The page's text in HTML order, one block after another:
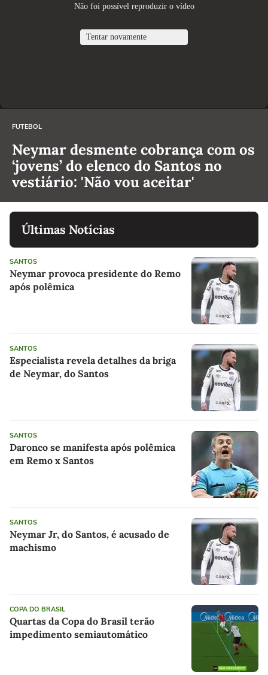
FUTEBOL
Neymar desmente cobrança com os
‘jovens’ do elenco do Santos no
vestiário: 'Não vou aceitar'
Últimas Notícias
SANTOS
Neymar provoca presidente do Remo
após polêmica
SANTOS
Especialista revela detalhes da briga
de Neymar, do Santos
SANTOS
Daronco se manifesta após polêmica
em Remo x Santos
SANTOS
Neymar Jr, do Santos, é acusado de
machismo
COPA DO BRASIL
Quartas da Copa do Brasil terão
impedimento semiautomático